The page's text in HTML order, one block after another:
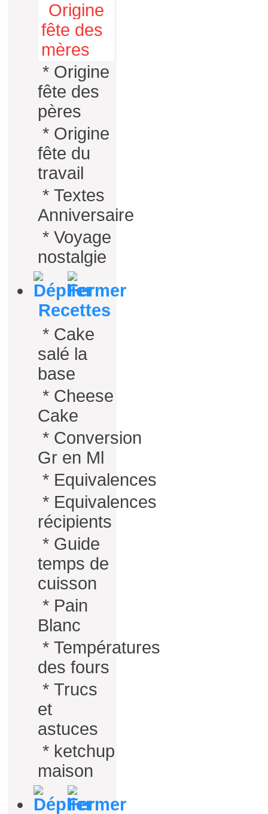
Origine
fête des
mères
* Origine
fête des
pères
* Origine
fête du
travail
* Textes
Anniversaire
* Voyage
nostalgie
Recettes
* Cake
salé la
base
* Cheese
Cake
* Conversion
Gr en Ml
* Equivalences
* Equivalences
récipients
* Guide
temps de
cuisson
* Pain
Blanc
* Températures
des fours
* Trucs
et
astuces
* ketchup
maison